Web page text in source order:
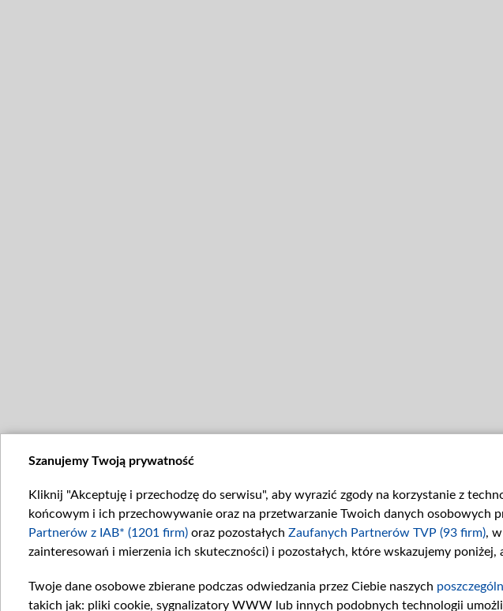
Szanujemy Twoją prywatność
Kliknij "Akceptuję i przechodzę do serwisu", aby wyrazić zgody na korzystanie z
końcowym i ich przechowywanie oraz na przetwarzanie Twoich danych osobowych
Partnerów z IAB* (1201 firm) oraz pozostałych Zaufanych Partnerów TVP (93 firm),
zainteresowań i mierzenia ich skuteczności) i pozostałych, które wskazujemy
Twoje dane osobowe zbierane podczas odwiedzania przez Ciebie naszych
takich jak: pliki cookie, sygnalizatory WWW lub innych podobnych technologii